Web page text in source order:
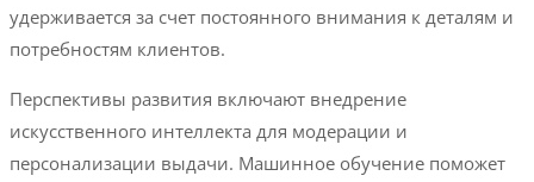
удерживается за счет постоянного внимания к деталям и
потребностям клиентов.
Перспективы развития включают внедрение
искусственного интеллекта для модерации и
персонализации выдачи. Машинное обучение поможет